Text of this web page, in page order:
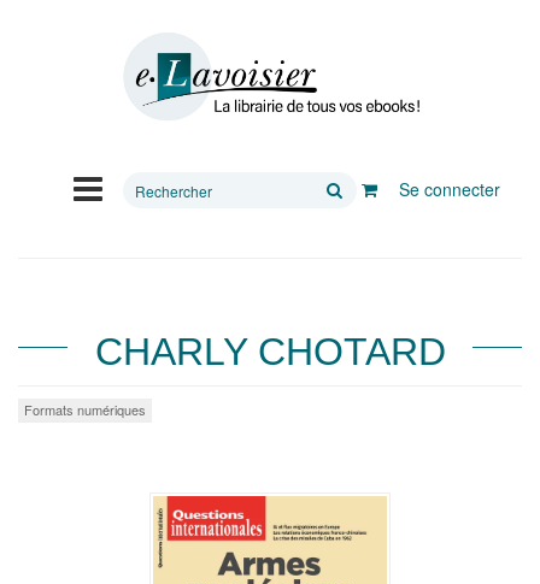
Rechercher
Se connecter
CHARLY CHOTARD
Formats numériques